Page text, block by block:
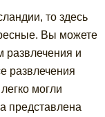
то здесь
Вы можете
и
развлечения
могли
представлена